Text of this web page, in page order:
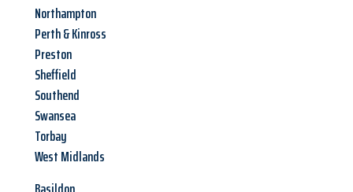
Northampton
Perth & Kinross
Preston
Sheffield
Southend
Swansea
Torbay
West Midlands